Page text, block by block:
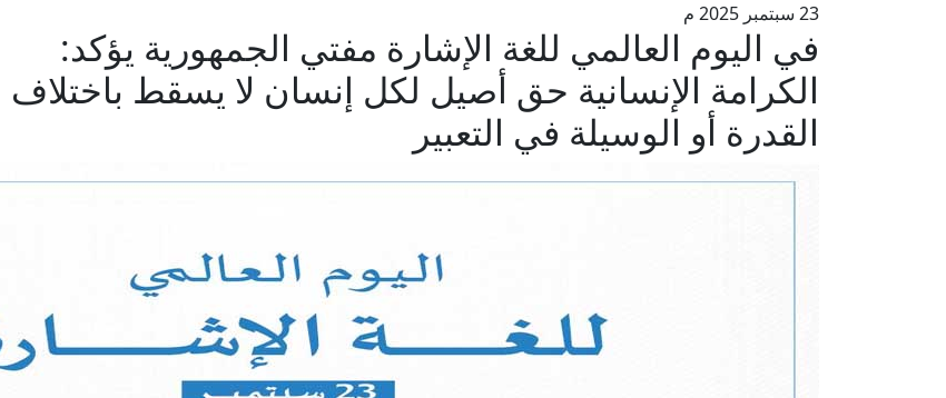
23 سبتمبر 2025 م
في اليوم العالمي للغة الإشارة مفتي الجمهورية يؤكد:
الكرامة الإنسانية حق أصيل لكل إنسان لا يسقط باختلاف
القدرة أو الوسيلة في التعبير